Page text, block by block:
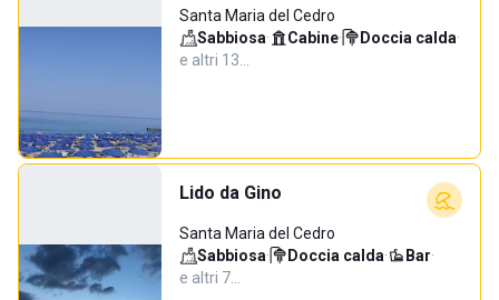
Santa Maria del Cedro
Sabbiosa· Cabine· Doccia calda·
e altri 13…
Lido da Gino
Santa Maria del Cedro
Sabbiosa· Doccia calda· Bar·
e altri 7…